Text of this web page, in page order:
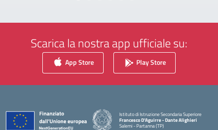
Scarica la nostra app ufficiale su:
App Store Play Store
Istituto di Istruzione Secondaria Superiore
Francesco D'Aguirre - Dante Alighieri
Salemi - Partanna (TP)